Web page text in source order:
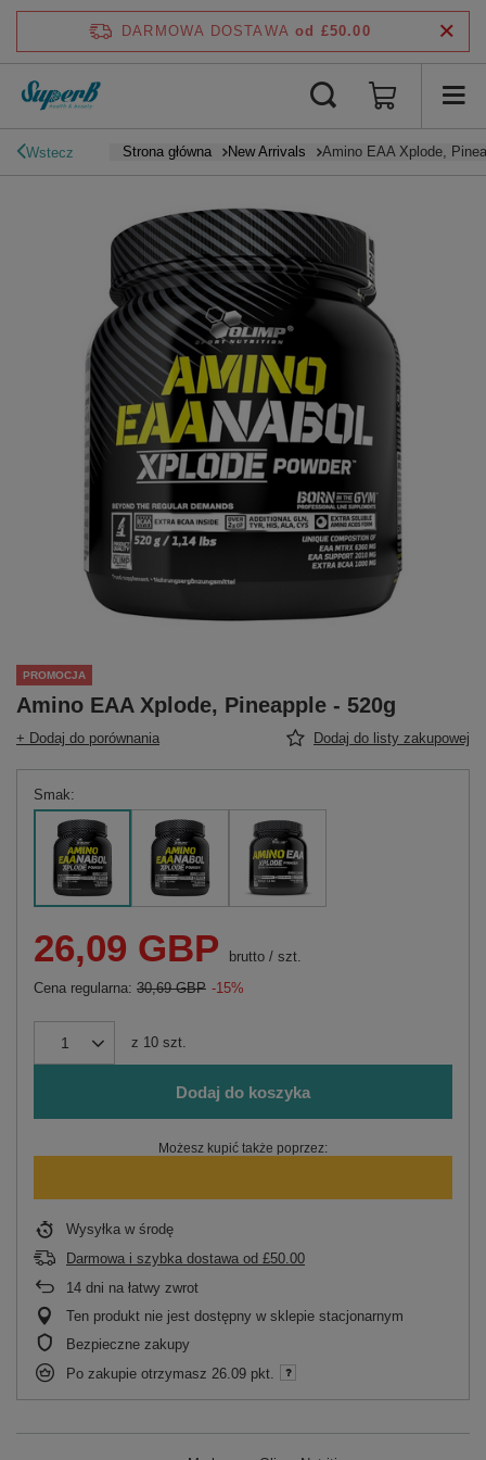
DARMOWA DOSTAWA od £50.00
Wstecz Strona główna New Arrivals Amino EAA Xplode,
PROMOCJA
Amino EAA Xplode, Pineapple - 520g
+ Dodaj do porównania Dodaj do listy zakupowej
Smak
26,09 GBP brutto / szt.
Cena regularna: 30,69 GBP -15%
z 10 szt.
Dodaj do koszyka
Możesz kupić także poprzez:
Wysyłka w środę
Darmowa i szybka dostawa od £50.00
14 dni na łatwy zwrot
Ten produkt nie jest dostępny w sklepie stacjonarnym
Bezpieczne zakupy
Po zakupie otrzymasz 26.09 pkt.